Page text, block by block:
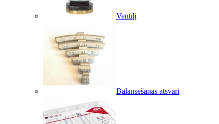
Ventīļi
Balansēšanas atsvari